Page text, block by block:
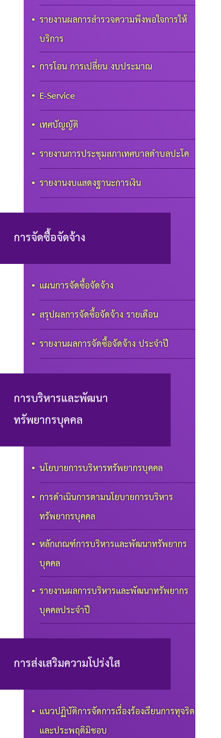
รายงานผลการสำรวจความพึงพอใจการให้
บริการ
การโอน การเปลี่ยน งบประมาณ
E-Service
เทศบัญญัติ
รายงานการประชุมสภาเทศบาลตำบลปะโค
รายงานงบแสดงฐานะการเงิน
การจัดซื้อจัดจ้าง
แผนการจัดซื้อจัดจ้าง
สรุปผลการจัดซื้อจัดจ้าง รายเดือน
รายงานผลการจัดซื้อจัดจ้าง ประจำปี
การบริหารและพัฒนา
ทรัพยากรบุคคล
นโยบายการบริหารทรัพยากรบุคคล
การดำเนินการตามนโยบายการบริหาร
ทรัพยากรบุคคล
หลักเกณฑ์การบริหารและพัฒนาทรัพยากร
บุคคล
รายงานผลการบริหารและพัฒนาทรัพยากร
บุคคลประจำปี
การส่งเสริมความโปร่งใส
แนวปฏิบัติการจัดการเรื่องร้องเรียนการทุจริต
และประพฤติมิชอบ